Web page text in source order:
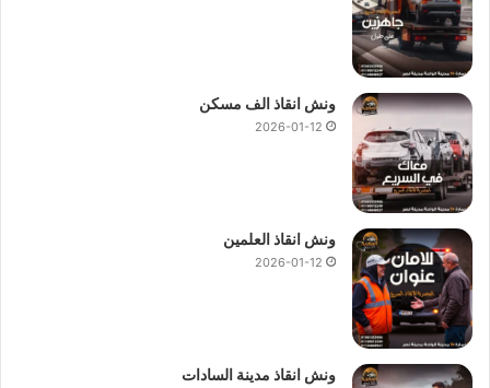
ونش انقاذ الف مسكن
2026-01-12
ونش انقاذ العلمين
2026-01-12
ونش انقاذ مدينة السادات